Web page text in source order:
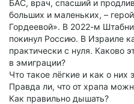
БАС, врач, спасший и
больших и маленьких, –
Гордеевой». В 2022-м
покинул Россию. В Израиле
практически с нуля. Каково
в эмиграции?
Что такое лёгкие и как о них
Правда ли, что от храпа
Как правильно дышать?